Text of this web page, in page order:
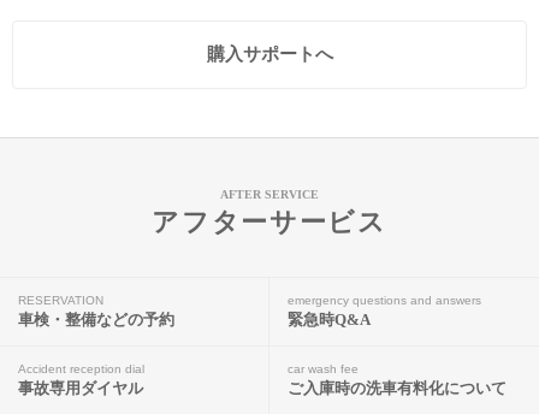
購入サポートへ
AFTER SERVICE
アフターサービス
RESERVATION
車検・整備などの予約
emergency questions and answers
緊急時Q&A
Accident reception dial
事故専用ダイヤル
car wash fee
ご入庫時の洗車有料化について